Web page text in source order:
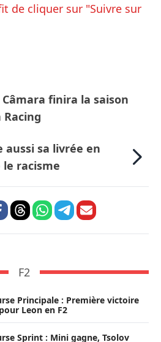
de cliquer sur "Suivre sur
finira la saison
Racing
aussi sa livrée en
le racisme
F2
Principale : Première victoire
Leon en F2
Sprint : Mini gagne, Tsolov